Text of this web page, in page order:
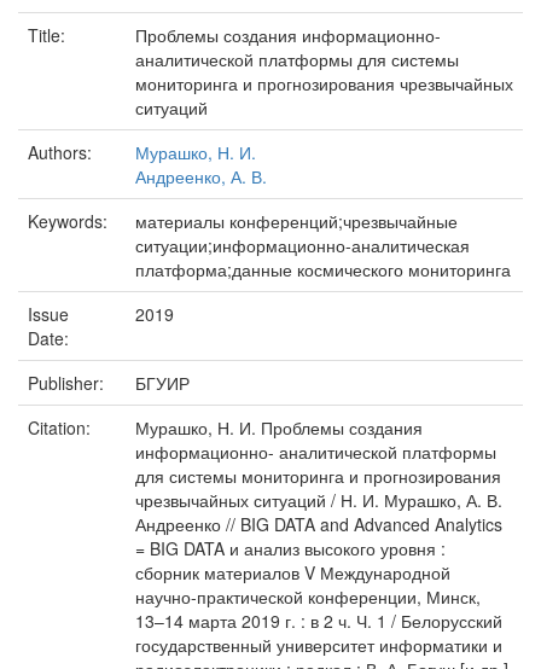
Title:
Проблемы создания информационно-
аналитической платформы для системы
мониторинга и прогнозирования чрезвычайных
ситуаций
Authors:
Мурашко, Н. И.
Андреенко, А. В.
Keywords:
материалы конференций;чрезвычайные
ситуации;информационно-аналитическая
платформа;данные космического мониторинга
Issue
Date:
2019
Publisher:
БГУИР
Citation:
Мурашко, Н. И. Проблемы создания
информационно- аналитической платформы
для системы мониторинга и прогнозирования
чрезвычайных ситуаций / Н. И. Мурашко, А. В.
Андреенко // BIG DATA and Advanced Analytics
= BIG DATA и анализ высокого уровня :
сборник материалов V Международной
научно-практической конференции, Минск,
13–14 марта 2019 г. : в 2 ч. Ч. 1 / Белорусский
государственный университет информатики и